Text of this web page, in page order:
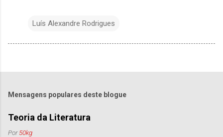
Luís Alexandre Rodrigues
Mensagens populares deste blogue
Teoria da Literatura
Por50kg